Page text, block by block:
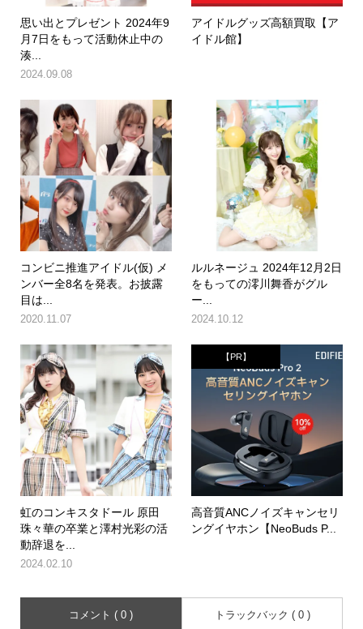
思い出とプレゼント 2024年9
月7日をもって活動休止中の
湊...
2024.09.08
アイドルグッズ高額買取【ア
イドル館】
コンビニ推進アイドル(仮) メ
ンバー全8名を発表。お披露
目は...
2020.11.07
ルルネージュ 2024年12月2日
をもっての澪川舞香がグル
ー...
2024.10.12
虹のコンキスタドール 原田
珠々華の卒業と澤村光彩の活
動辞退を...
2024.02.10
【PR】
高音質ANCノイズキャンセリ
ングイヤホン【NeoBuds P...
コメント ( 0 ) トラックバック ( 0 )